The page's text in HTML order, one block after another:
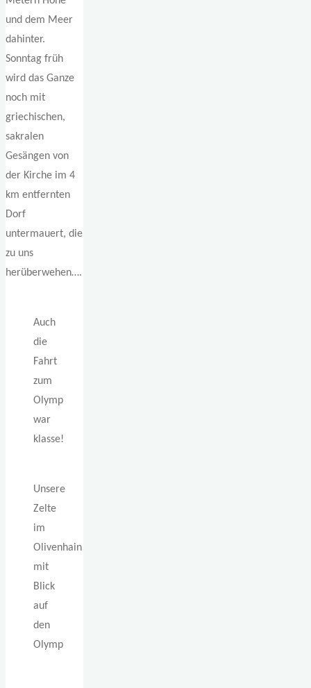
und dem Meer
dahinter.
Sonntag früh
wird das Ganze
noch mit
griechischen,
sakralen
Gesängen von
der Kirche im 4
km entfernten
Dorf
untermauert, die
zu uns
herüberwehen….
Auch
die
Fahrt
zum
Olymp
war
klasse!
Unsere
Zelte
im
Olivenhain
mit
Blick
auf
den
Olymp